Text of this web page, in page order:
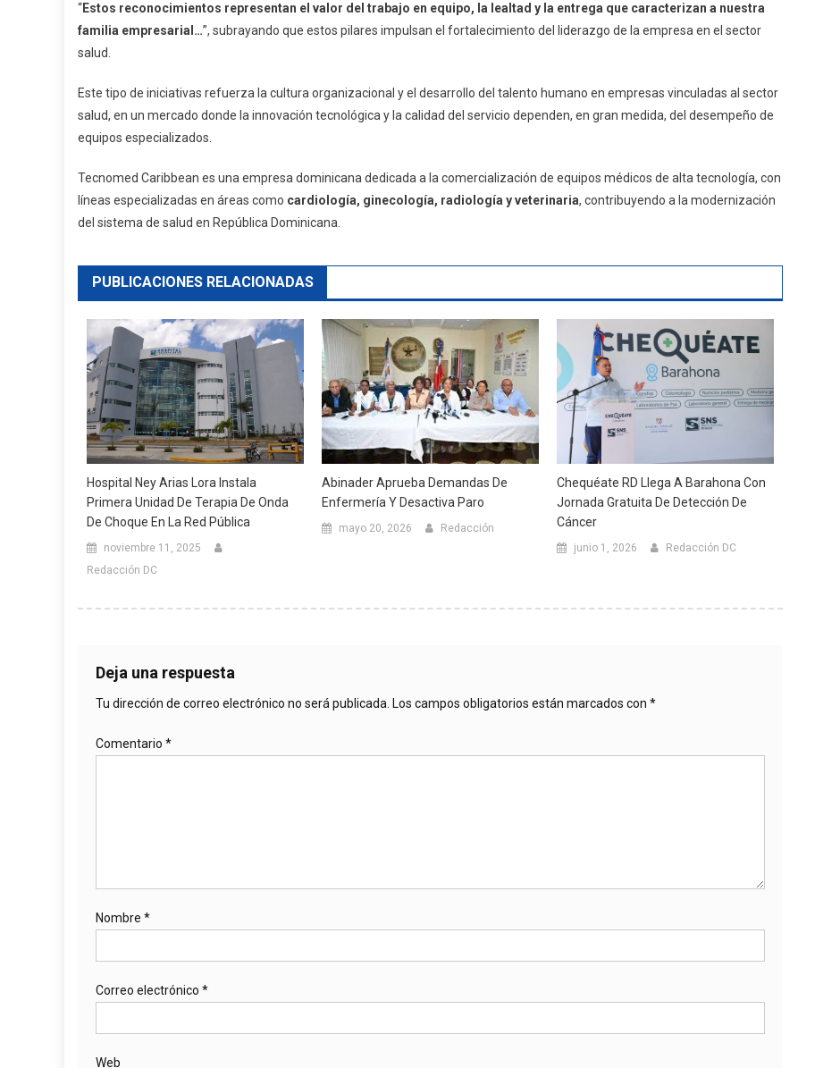
“Estos reconocimientos representan el valor del trabajo en equipo, la lealtad y la entrega que caracterizan a nuestra
familia empresarial…”, subrayando que estos pilares impulsan el fortalecimiento del liderazgo de la empresa en el sector
salud.
Este tipo de iniciativas refuerza la cultura organizacional y el desarrollo del talento humano en empresas vinculadas al sector
salud, en un mercado donde la innovación tecnológica y la calidad del servicio dependen, en gran medida, del desempeño de
equipos especializados.
Tecnomed Caribbean es una empresa dominicana dedicada a la comercialización de equipos médicos de alta tecnología, con
líneas especializadas en áreas como cardiología, ginecología, radiología y veterinaria, contribuyendo a la modernización
del sistema de salud en República Dominicana.
PUBLICACIONES RELACIONADAS
Hospital Ney Arias Lora Instala
Primera Unidad De Terapia De Onda
De Choque En La Red Pública
noviembre 11, 2025
Redacción DC
Abinader Aprueba Demandas De
Enfermería Y Desactiva Paro
mayo 20, 2026 Redacción
Chequéate RD Llega A Barahona Con
Jornada Gratuita De Detección De
Cáncer
junio 1, 2026 Redacción DC
Deja una respuesta
Tu dirección de correo electrónico no será publicada. Los campos obligatorios están marcados con *
Comentario *
Nombre *
Correo electrónico *
Web